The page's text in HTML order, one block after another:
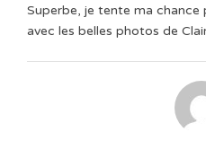
Superbe, je tente ma chance
avec les belles photos de